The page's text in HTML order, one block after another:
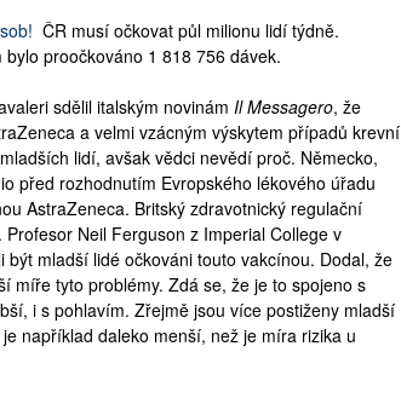
ČR musí očkovat půl milionu lidí týdně.
proočkováno 1 818 756 dávek.
sdělil italským novinám Il Messagero, že
a velmi vzácným výskytem případů krevní
lidí, avšak vědci nevědí proč. Německo,
před rozhodnutím Evropského lékového úřadu
AstraZeneca. Britský zdravotnický regulační
Neil Ferguson z Imperial College v
mladší lidé očkováni touto vakcínou. Dodal, že
míře tyto problémy. Zdá se, že je to spojeno s
i s pohlavím. Zřejmě jsou více postiženy mladší
například daleko menší, než je míra rizika u